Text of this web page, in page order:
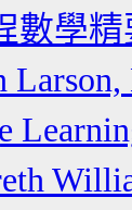
數學精